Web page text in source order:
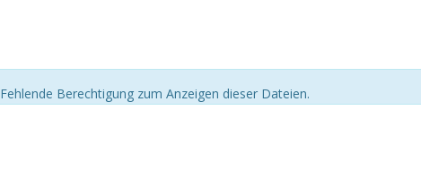
Fehlende Berechtigung zum Anzeigen dieser Dateien.